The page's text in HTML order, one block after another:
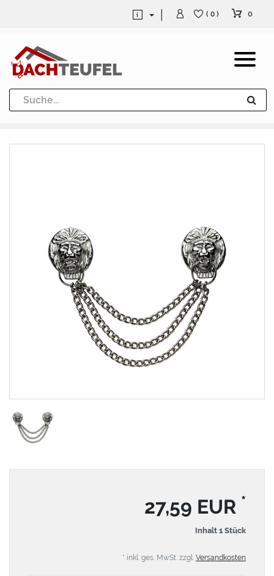
Dachrinne und Fallrohre
Werkzeuge und Löttechnik
( 0 ) 0
27,59 EUR *
Inhalt 1 Stück
* inkl. ges. MwSt. zzgl. Versandkosten